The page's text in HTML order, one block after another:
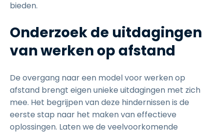
bieden.
Onderzoek de uitdagingen
van werken op afstand
De overgang naar een model voor werken op
afstand brengt eigen unieke uitdagingen met zich
mee. Het begrijpen van deze hindernissen is de
eerste stap naar het maken van effectieve
oplossingen. Laten we de veelvoorkomende